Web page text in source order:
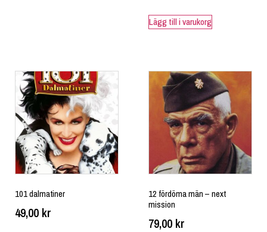
Lägg till i varukorg
101 dalmatiner
49,00 kr
12 fördöma män – next
mission
79,00 kr